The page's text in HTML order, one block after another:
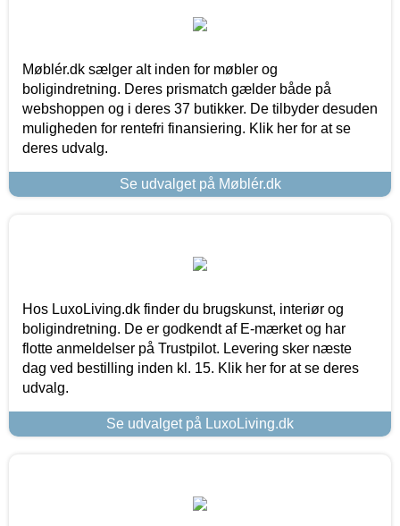
Møblér.dk sælger alt inden for møbler og
boligindretning. Deres prismatch gælder både på
webshoppen og i deres 37 butikker. De tilbyder desuden
muligheden for rentefri finansiering. Klik her for at se
deres udvalg.
Se udvalget på Møblér.dk
Hos LuxoLiving.dk finder du brugskunst, interiør og
boligindretning. De er godkendt af E-mærket og har
flotte anmeldelser på Trustpilot. Levering sker næste
dag ved bestilling inden kl. 15. Klik her for at se deres
udvalg.
Se udvalget på LuxoLiving.dk